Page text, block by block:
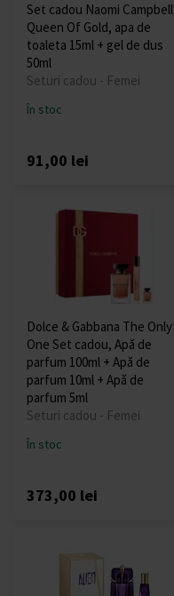
Set cadou Naomi Campbell
Queen Of Gold, apa de
toaleta 15ml + gel de dus
50ml
Seturi cadou - Femei
În stoc
91,00 lei
Dolce & Gabbana The Only
One Set cadou, Apă de
parfum 100ml + Apă de
parfum 10ml + Apă de
parfum 5ml
Seturi cadou - Femei
În stoc
373,00 lei